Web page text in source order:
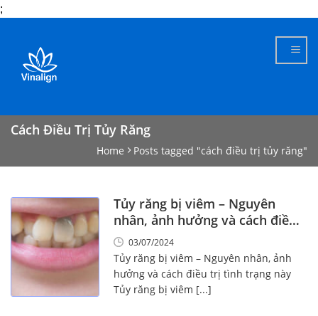
;
content
Cách Điều Trị Tủy Răng
Home Posts tagged "cách điều trị tủy răng"
Tủy răng bị viêm – Nguyên
nhân, ảnh hưởng và cách điều
trị tình trạng này
03/07/2024
Tủy răng bị viêm – Nguyên nhân, ảnh
hưởng và cách điều trị tình trạng này
Tủy răng bị viêm [...]